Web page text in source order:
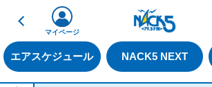
戻る
エアスケジュール NACK5 NEXT
マイページ